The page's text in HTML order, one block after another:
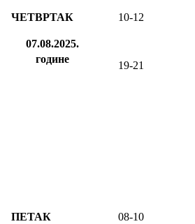
ЧЕТВРТАК
07.08.2025.
године
10-12
19-21
ПЕТАК 08-10